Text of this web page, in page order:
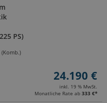
PS)
24.190 €
inkl. 19 % MwSt.
Monatliche Rate ab 333 €*